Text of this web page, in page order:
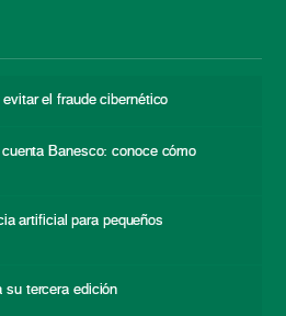
el fraude cibernético
Banesco: conoce cómo
artificial para pequeños
su tercera edición